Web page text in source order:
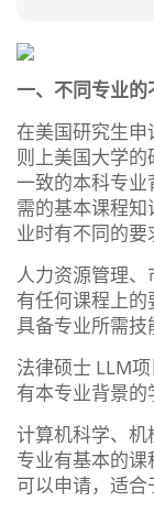
一、不同专业的
在美国研究生
则上美国大学
一致的本科专
需的基本课程
业时有不同的要
人力资源管理
有任何课程上的
具备专业所需技
法律硕士 LLM
有本专业背景的
计算机科学、
专业有基本的
可以申请，适合